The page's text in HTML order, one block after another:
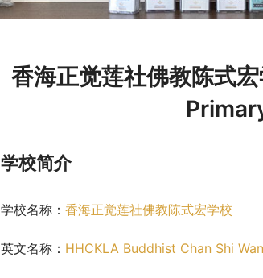
香海正觉莲社佛教陈式
学校简介
学校名称： 香海正觉莲社佛教陈式宏学校
英文名称： HHCKLA Buddhist Chan Shi